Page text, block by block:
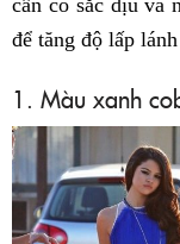
để tăng độ lấp
1. Màu xanh